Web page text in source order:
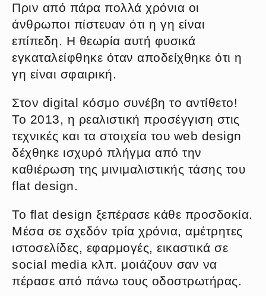
Πριν από πάρα πολλά χρόνια οι
άνθρωποι πίστευαν ότι η γη είναι
επίπεδη. Η θεωρία αυτή φυσικά
εγκαταλείφθηκε όταν αποδείχθηκε ότι η
γη είναι σφαιρική.
Στον digital κόσμο συνέβη το αντίθετο!
To 2013, η ρεαλιστική προσέγγιση στις
τεχνικές και τα στοιχεία του web design
δέχθηκε ισχυρό πλήγμα από την
καθιέρωση της μινιμαλιστικής τάσης του
flat design.
Το flat design ξεπέρασε κάθε προσδοκία.
Μέσα σε σχεδόν τρία χρόνια, αμέτρητες
ιστοσελίδες, εφαρμογές, εικαστικά σε
social media κλπ. μοιάζουν σαν να
πέρασε από πάνω τους οδοστρωτήρας.